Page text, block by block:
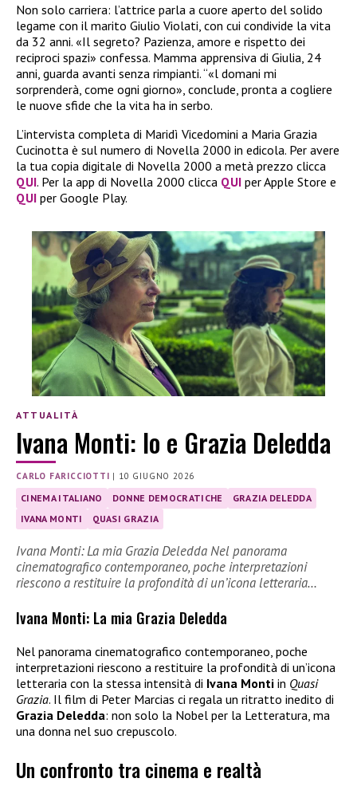
Non solo carriera: l’attrice parla a cuore aperto del solido
legame con il marito Giulio Violati, con cui condivide la vita
da 32 anni. «Il segreto? Pazienza, amore e rispetto dei
reciproci spazi» confessa. Mamma apprensiva di Giulia, 24
anni, guarda avanti senza rimpianti. “«l domani mi
sorprenderà, come ogni giorno», conclude, pronta a cogliere
le nuove sfide che la vita ha in serbo.
L’intervista completa di Maridì Vicedomini a Maria Grazia
Cucinotta è sul numero di Novella 2000 in edicola. Per avere
la tua copia digitale di Novella 2000 a metà prezzo clicca
QUI. Per la app di Novella 2000 clicca QUI per Apple Store e
QUI per Google Play.
ATTUALITÀ
Ivana Monti: Io e Grazia Deledda
CARLO FARICCIOTTI | 10 GIUGNO 2026
CINEMA ITALIANO DONNE DEMOCRATICHE
GRAZIA DELEDDA
IVANA MONTI
QUASI GRAZIA
Ivana Monti: La mia Grazia Deledda Nel panorama
cinematografico contemporaneo, poche interpretazioni
riescono a restituire la profondità di un’icona letteraria…
Ivana Monti: La mia Grazia Deledda
Nel panorama cinematografico contemporaneo, poche
interpretazioni riescono a restituire la profondità di un’icona
letteraria con la stessa intensità di Ivana Monti in Quasi
Grazia. Il film di Peter Marcias ci regala un ritratto inedito di
Grazia Deledda: non solo la Nobel per la Letteratura, ma
una donna nel suo crepuscolo.
Un confronto tra cinema e realtà